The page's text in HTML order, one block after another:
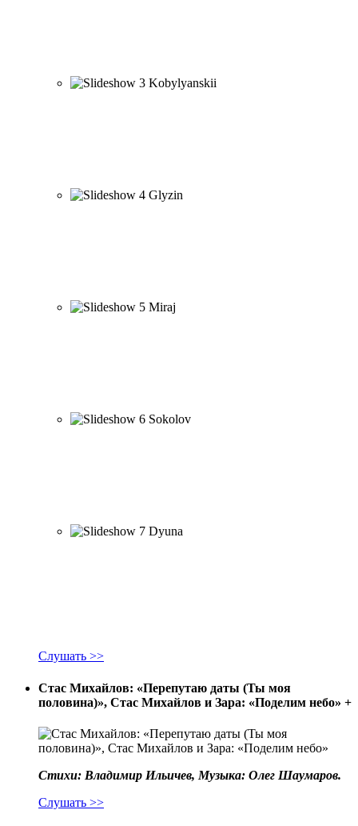
Слушать >>
Стас Михайлов: «Перепутаю даты (Ты моя
половина)», Стас Михайлов и Зара: «Поделим небо» +
Стихи: Владимир Ильичев, Музыка: Олег Шаумаров.
Слушать >>